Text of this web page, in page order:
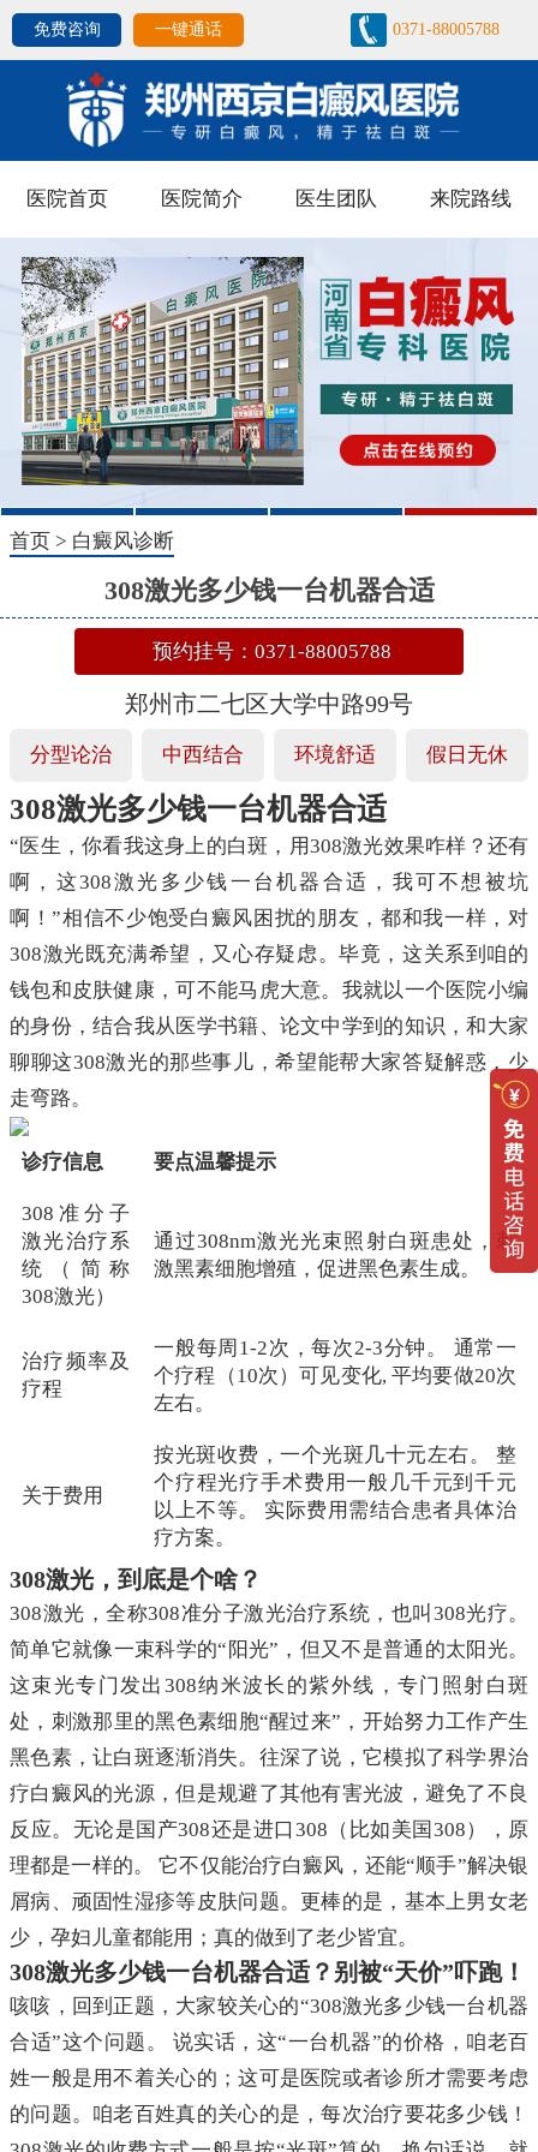
免费咨询 一键通话 0371-88005788
医院首页 医院简介 医生团队 来院路线
1 2 3 4
首页 > 白癜风诊断
308激光多少钱一台机器合适
预约挂号：0371-88005788
郑州市二七区大学中路99号
分型论治 中西结合 环境舒适 假日无休
308激光多少钱一台机器合适
“医生，你看我这身上的白斑，用308激光效果咋样？还有
啊，这308激光多少钱一台机器合适，我可不想被坑
啊！”相信不少饱受白癜风困扰的朋友，都和我一样，对
308激光既充满希望，又心存疑虑。毕竟，这关系到咱的
钱包和皮肤健康，可不能马虎大意。我就以一个医院小编
的身份，结合我从医学书籍、论文中学到的知识，和大家
聊聊这308激光的那些事儿，希望能帮大家答疑解惑，少
走弯路。
诊疗信息 要点温馨提示
308准分子
激光治疗系
统（简称
308激光）
通过308nm激光光束照射白斑患处，刺
激黑素细胞增殖，促进黑色素生成。
治疗频率及
疗程
一般每周1-2次，每次2-3分钟。 通常一
个疗程（10次）可见变化, 平均要做20次
左右。
关于费用
按光斑收费，一个光斑几十元左右。 整
个疗程光疗手术费用一般几千元到千元
以上不等。 实际费用需结合患者具体治
疗方案。
308激光，到底是个啥？
308激光，全称308准分子激光治疗系统，也叫308光疗。
简单它就像一束科学的“阳光”，但又不是普通的太阳光。
这束光专门发出308纳米波长的紫外线，专门照射白斑
处，刺激那里的黑色素细胞“醒过来”，开始努力工作产生
黑色素，让白斑逐渐消失。往深了说，它模拟了科学界治
疗白癜风的光源，但是规避了其他有害光波，避免了不良
反应。无论是国产308还是进口308（比如美国308），原
理都是一样的。 它不仅能治疗白癜风，还能“顺手”解决银
屑病、顽固性湿疹等皮肤问题。更棒的是，基本上男女老
少，孕妇儿童都能用；真的做到了老少皆宜。
308激光多少钱一台机器合适？别被“天价”吓跑！
咳咳，回到正题，大家较关心的“308激光多少钱一台机器
合适”这个问题。 说实话，这“一台机器”的价格，咱老百
姓一般是用不着关心的；这可是医院或者诊所才需要考虑
的问题。咱老百姓真的关心的是，每次治疗要花多少钱！